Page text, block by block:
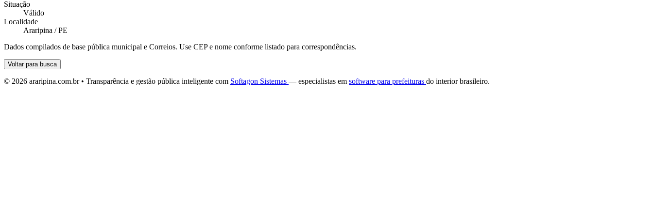
Situação
Válido
Localidade
Araripina / PE
Dados compilados de base pública municipal e Correios. Use CEP e nome conforme listado para correspondências.
Voltar para busca
© 2026 araripina.com.br • Transparência e gestão pública inteligente com Softagon Sistemas — especialistas em software para prefeituras do interior brasileiro.